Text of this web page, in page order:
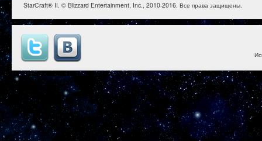
StarCraft® II. © Blizzard Entertainment, Inc., 2010-2016. Все права защищены.